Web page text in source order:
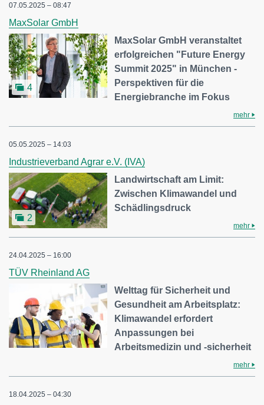
07.05.2025 – 08:47
MaxSolar GmbH
4
MaxSolar GmbH veranstaltet
erfolgreichen "Future Energy
Summit 2025" in München -
Perspektiven für die
Energiebranche im Fokus
mehr
05.05.2025 – 14:03
Industrieverband Agrar e.V. (IVA)
2
Landwirtschaft am Limit:
Zwischen Klimawandel und
Schädlingsdruck
mehr
24.04.2025 – 16:00
TÜV Rheinland AG
Welttag für Sicherheit und
Gesundheit am Arbeitsplatz:
Klimawandel erfordert
Anpassungen bei
Arbeitsmedizin und -sicherheit
mehr
18.04.2025 – 04:30